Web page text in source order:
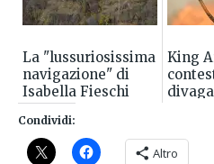
La "lussuriosissima
navigazione" di
Isabella Fieschi
King
Condividi:
Altro